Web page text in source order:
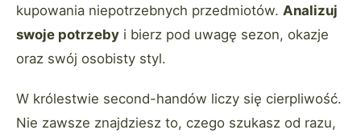
kupowania niepotrzebnych przedmiotów. Analizuj
swoje potrzeby i bierz pod uwagę sezon, okazje
oraz swój osobisty styl.
W królestwie second-handów liczy się cierpliwość.
Nie zawsze znajdziesz to, czego szukasz od razu,